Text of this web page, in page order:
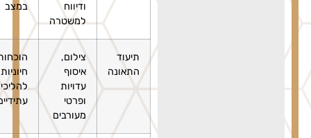
ודיווח
למשטרה
תיעוד
התאונה
איסוף
מעורבים
הוכחות
להליכים
עתידיים